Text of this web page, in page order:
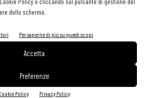
dello schermo.
Per saperne di più su questi scopi
Accetta
Preferenze
Policy Privacy Policy
e valorizzarli